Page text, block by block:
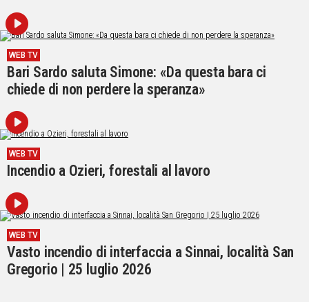
WEB TV
Bari Sardo saluta Simone: «Da questa bara ci
chiede di non perdere la speranza»
WEB TV
Incendio a Ozieri, forestali al lavoro
WEB TV
Vasto incendio di interfaccia a Sinnai, località San
Gregorio | 25 luglio 2026